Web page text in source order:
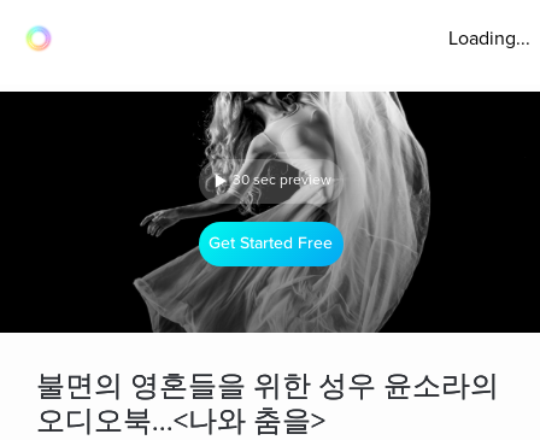
Loading...
30 sec preview
Get Started Free
불면의 영혼들을 위한 성우 윤소라의
오디오북...<나와 춤을>